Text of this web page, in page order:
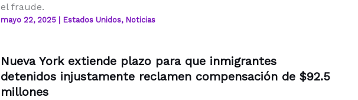
el fraude.
mayo 22, 2025 Estados Unidos, Noticias
Nueva York extiende plazo para que inmigrantes
detenidos injustamente reclamen compensación de $92.5
millones